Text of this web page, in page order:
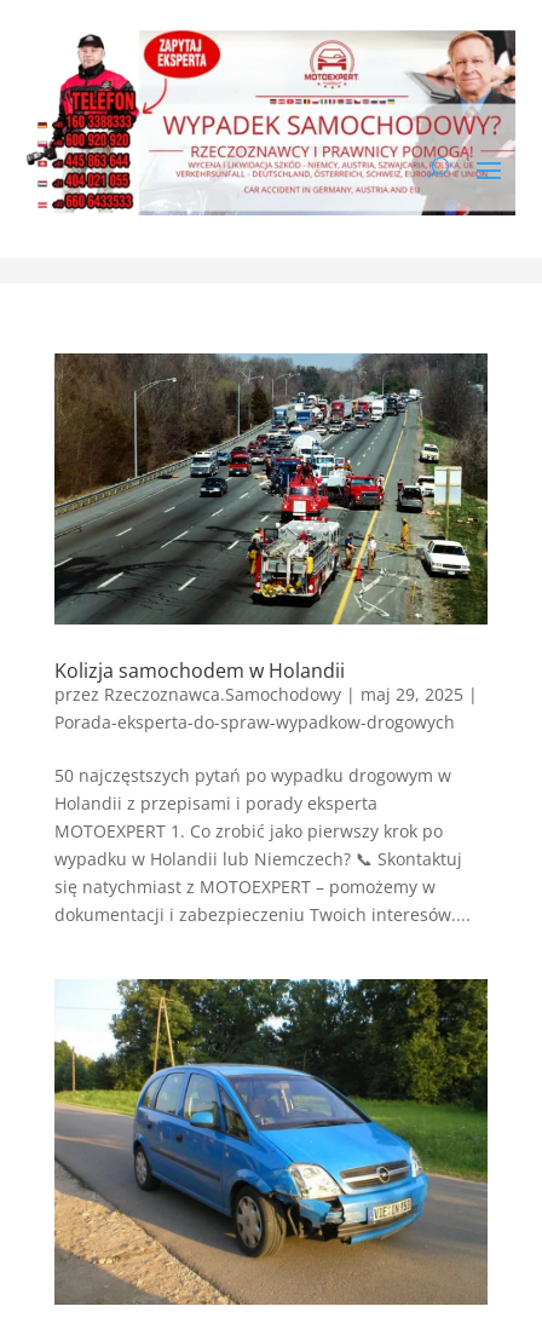
Kolizja samochodem w Holandii
przez Rzeczoznawca.Samochodowy| maj 29, 2025|
Porada-eksperta-do-spraw-wypadkow-drogowych
50 najczęstszych pytań po wypadku drogowym w
Holandii z przepisami i porady eksperta
MOTOEXPERT 1. Co zrobić jako pierwszy krok po
wypadku w Holandii lub Niemczech? 📞 Skontaktuj
się natychmiast z MOTOEXPERT – pomożemy w
dokumentacji i zabezpieczeniu Twoich interesów....